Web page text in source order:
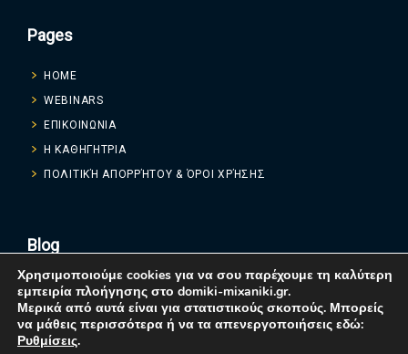
Pages
HOME
WEBINARS
ΕΠΙΚΟΙΝΩΝΙΑ
Η ΚΑΘΗΓΗΤΡΙΑ
ΠΟΛΙΤΙΚΉ ΑΠΟΡΡΉΤΟΥ & ΌΡΟΙ ΧΡΉΣΗΣ
Blog
Χρησιμοποιούμε cookies για να σου παρέχουμε τη καλύτερη
εμπειρία πλοήγησης στο domiki-mixaniki.gr.
Μερικά από αυτά είναι για στατιστικούς σκοπούς. Μπορείς
να μάθεις περισσότερα ή να τα απενεργοποιήσεις εδώ:
Ρυθμίσεις.